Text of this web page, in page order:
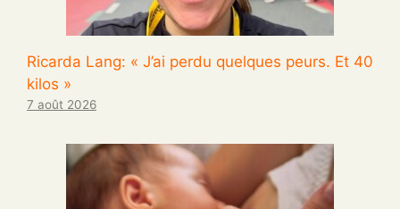
Ricarda Lang: « J’ai perdu quelques peurs. Et 40
kilos »
7 août 2026